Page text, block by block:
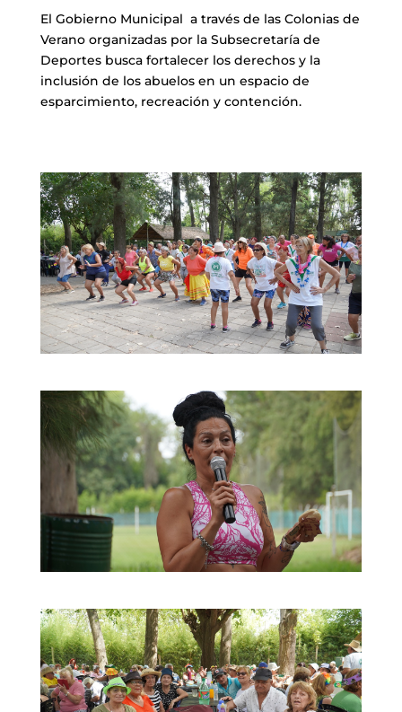
El Gobierno Municipal a través de las Colonias de
Verano organizadas por la Subsecretaría de
Deportes busca fortalecer los derechos y la
inclusión de los abuelos en un espacio de
esparcimiento, recreación y contención.